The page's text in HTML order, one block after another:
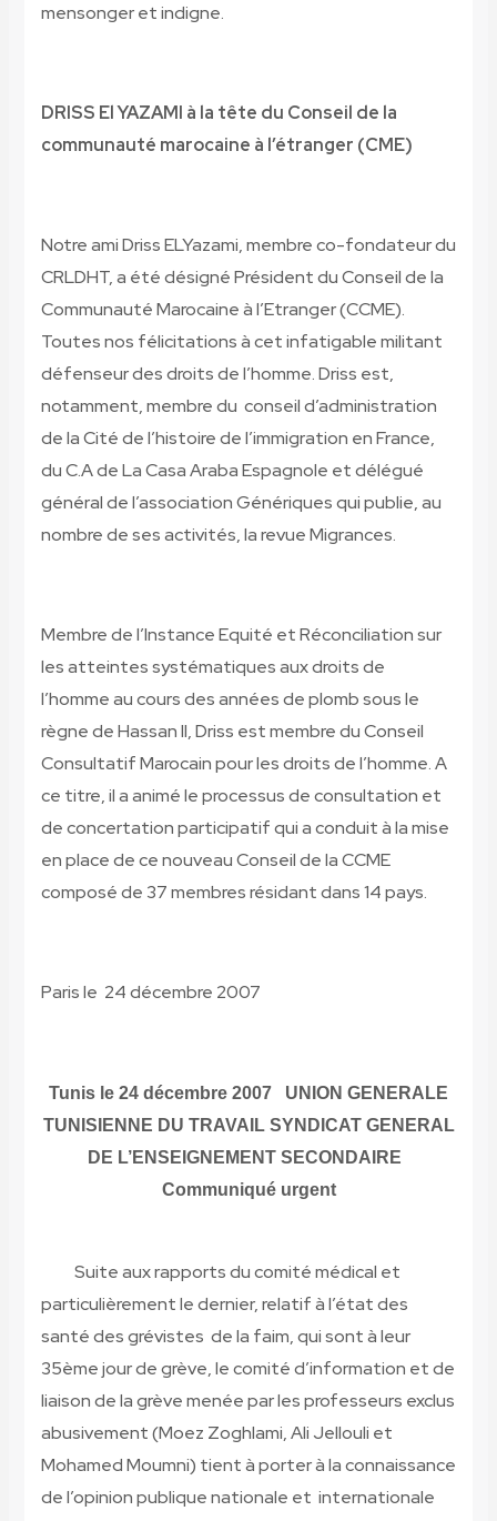
mensonger et indigne.
DRISS El YAZAMI à la tête du Conseil de la
communauté marocaine à l’étranger (CME)
Notre ami Driss ELYazami, membre co-fondateur du
CRLDHT, a été désigné Président du Conseil de la
Communauté Marocaine à l’Etranger (CCME).
Toutes nos félicitations à cet infatigable militant
défenseur des droits de l’homme. Driss est,
notamment, membre du conseil d’administration
de la Cité de l’histoire de l’immigration en France,
du C.A de La Casa Araba Espagnole et délégué
général de l’association Génériques qui publie, au
nombre de ses activités, la revue Migrances.
Membre de l’Instance Equité et Réconciliation sur
les atteintes systématiques aux droits de
l’homme au cours des années de plomb sous le
règne de Hassan II, Driss est membre du Conseil
Consultatif Marocain pour les droits de l’homme. A
ce titre, il a animé le processus de consultation et
de concertation participatif qui a conduit à la mise
en place de ce nouveau Conseil de la CCME
composé de 37 membres résidant dans 14 pays.
Paris le 24 décembre 2007
Tunis le 24 décembre 2007
UNION GENERALE
TUNISIENNE DU TRAVAIL SYNDICAT GENERAL
DE L’ENSEIGNEMENT SECONDAIRE
Communiqué urgent
Suite aux rapports du comité médical et
particulièrement le dernier, relatif à l’état des
santé des grévistes de la faim, qui sont à leur
35ème jour de grève, le comité d’information et de
liaison de la grève menée par les professeurs exclus
abusivement (Moez Zoghlami, Ali Jellouli et
Mohamed Moumni) tient à porter à la connaissance
de l’opinion publique nationale et internationale